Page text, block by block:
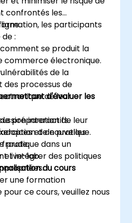
confrontés les
les participants
:
se produit la
commerce électronique.
de la
processus de
de leur
préparation de leur
de nouvelles
et intégrer des politiques
d'évaluer les
interactifs.
et de pratique.
pratique dans un
live-lab.
du cours
une formation
pour ce cours, veuillez nous